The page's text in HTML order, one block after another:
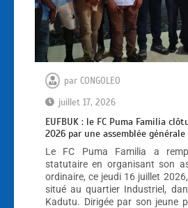
par CONGOLEO
juillet 17, 2026
EUFBUK : le FC Puma Familia
2026 par une assemblée
Le FC Puma Familia a
statutaire en organisant son
ordinaire, ce jeudi 16 juillet 2026,
situé au quartier Industriel,
Kadutu. Dirigée par son jeune